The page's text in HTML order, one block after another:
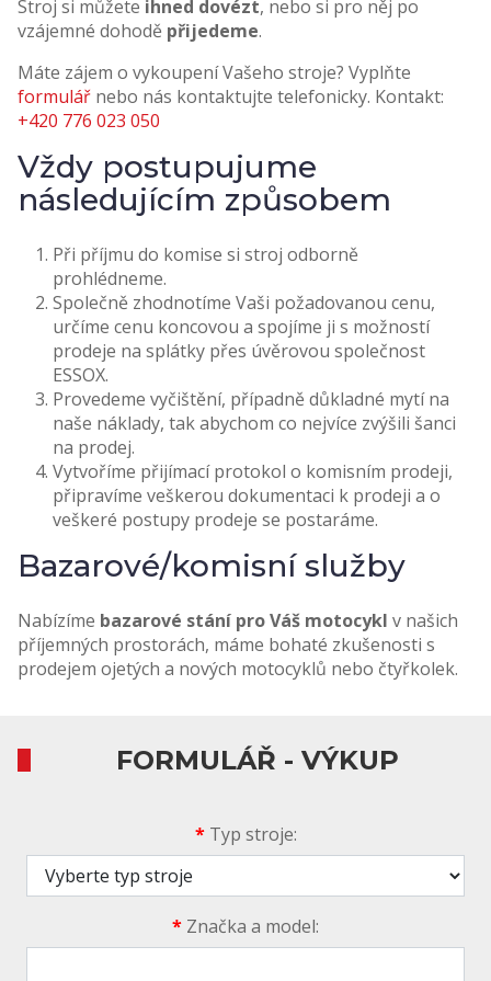
Stroj si můžete ihned dovézt, nebo si pro něj po
vzájemné dohodě přijedeme.
Máte zájem o vykoupení Vašeho stroje? Vyplňte
formulář nebo nás kontaktujte telefonicky. Kontakt:
+420 776 023 050
Vždy postupujume
následujícím způsobem
Při příjmu do komise si stroj odborně
prohlédneme.
Společně zhodnotíme Vaši požadovanou cenu,
určíme cenu koncovou a spojíme ji s možností
prodeje na splátky přes úvěrovou společnost
ESSOX.
Provedeme vyčištění, případně důkladné mytí na
naše náklady, tak abychom co nejvíce zvýšili šanci
na prodej.
Vytvoříme přijímací protokol o komisním prodeji,
připravíme veškerou dokumentaci k prodeji a o
veškeré postupy prodeje se postaráme.
Bazarové/komisní služby
Nabízíme bazarové stání proVáš motocykl v našich
příjemných prostorách, máme bohaté zkušenosti s
prodejem ojetých a nových motocyklů nebo čtyřkolek.
FORMULÁŘ - VÝKUP
*Typ stroje:
* Značka a model: